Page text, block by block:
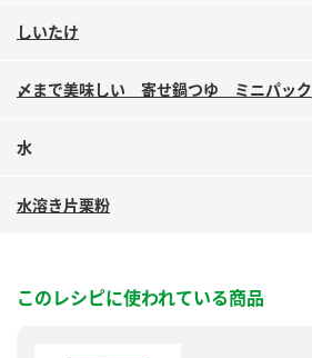
しいたけ
〆まで美味しい 寄せ鍋つゆ ミニパック
水
水溶き片栗粉
このレシピに使われている商品